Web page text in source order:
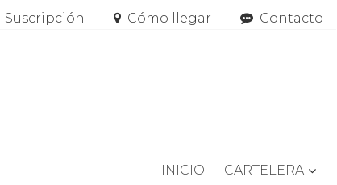
Suscripción Cómo llegar Contacto
INICIO CARTELERA